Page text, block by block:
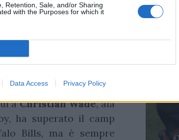
Retention, Sale, and/or Sharing
with the Purposes for which it
Data Access Privacy Policy
Bills
di entrare nel
del Superbowl e
seconda squadra
aChristian Wade, ala
ha superato il camp
Bills, ma è sempre
Si
dalla